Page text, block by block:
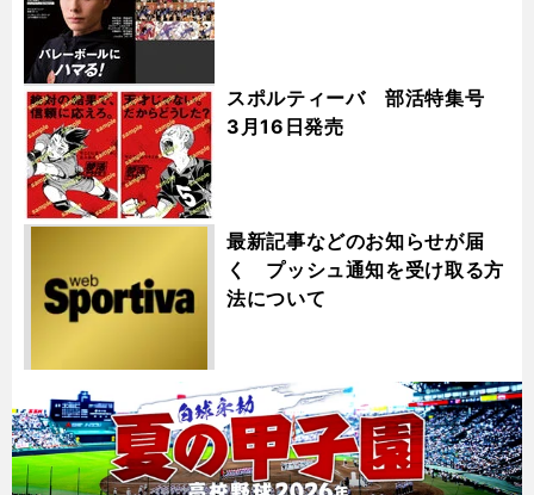
スポルティーバ 部活特集号
3月16日発売
最新記事などのお知らせが届
く プッシュ通知を受け取る方
法について